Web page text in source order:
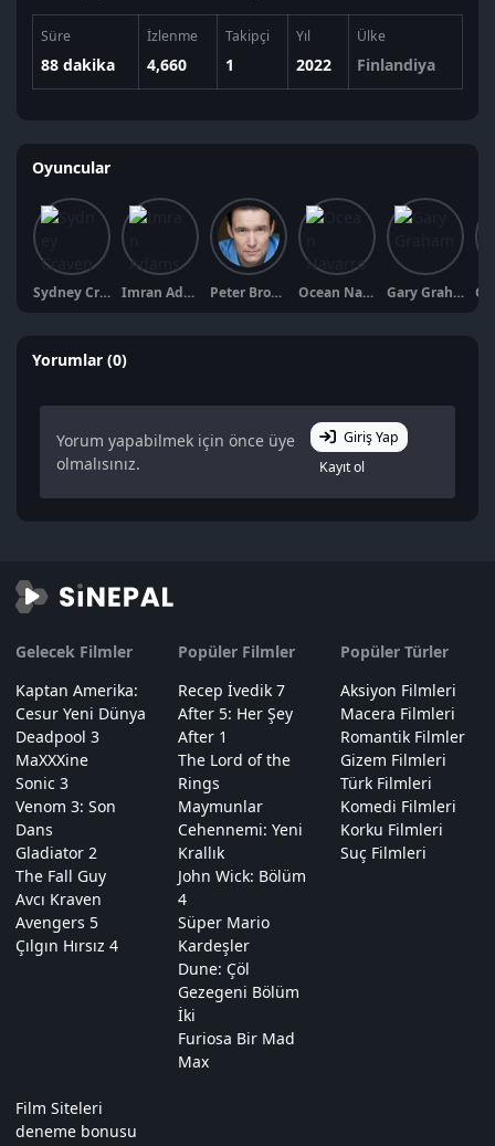
Süre
88 dakika
İzlenme
4,660
Takipçi
1
Yıl
2022
Ülke
Finlandiya
Oyuncular
Sydney Craven Imran Adams Peter Brooke Ocean Navarro Gary Graham
Yorumlar (0)
Yorum yapabilmek için önce üye
olmalısınız.
Giriş Yap
Kayıt ol
Gelecek Filmler
Kaptan Amerika:
Cesur Yeni Dünya
Deadpool 3
MaXXXine
Sonic 3
Venom 3: Son
Dans
Gladiator 2
The Fall Guy
Avcı Kraven
Avengers 5
Çılgın Hırsız 4
Popüler Filmler
Recep İvedik 7
After 5: Her Şey
After 1
The Lord of the
Rings
Maymunlar
Cehennemi: Yeni
Krallık
John Wick: Bölüm
4
Süper Mario
Kardeşler
Dune: Çöl
Gezegeni Bölüm
İki
Furiosa Bir Mad
Max
Popüler Türler
Aksiyon Filmleri
Macera Filmleri
Romantik Filmler
Gizem Filmleri
Türk Filmleri
Komedi Filmleri
Korku Filmleri
Suç Filmleri
Film Siteleri
deneme bonusu